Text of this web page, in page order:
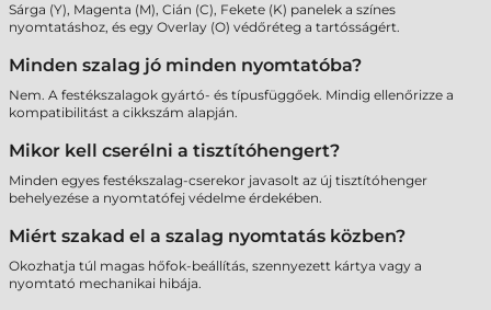
Sárga (Y), Magenta (M), Cián (C), Fekete (K) panelek a színes
nyomtatáshoz, és egy Overlay (O) védőréteg a tartósságért.
Minden szalag jó minden nyomtatóba?
Nem. A festékszalagok gyártó- és típusfüggőek. Mindig ellenőrizze a
kompatibilitást a cikkszám alapján.
Mikor kell cserélni a tisztítóhengert?
Minden egyes festékszalag-cserekor javasolt az új tisztítóhenger
behelyezése a nyomtatófej védelme érdekében.
Miért szakad el a szalag nyomtatás közben?
Okozhatja túl magas hőfok-beállítás, szennyezett kártya vagy a
nyomtató mechanikai hibája.